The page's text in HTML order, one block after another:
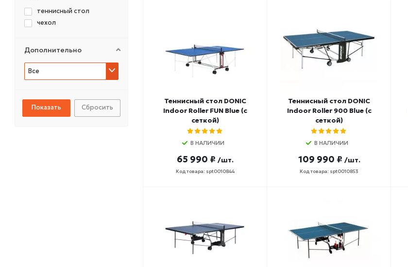
Теннисный стол DONIC
Indoor Roller FUN Blue (с
сеткой)
В НАЛИЧИИ
65 990 ₽ /шт.
Код товара: spt0010844
Теннисный стол DONIC
Indoor Roller 900 Blue (с
сеткой)
В НАЛИЧИИ
109 990 ₽ /шт.
Код товара: spt0010853
теннисный стол
чехол
Дополнительно
Все
Сбросить